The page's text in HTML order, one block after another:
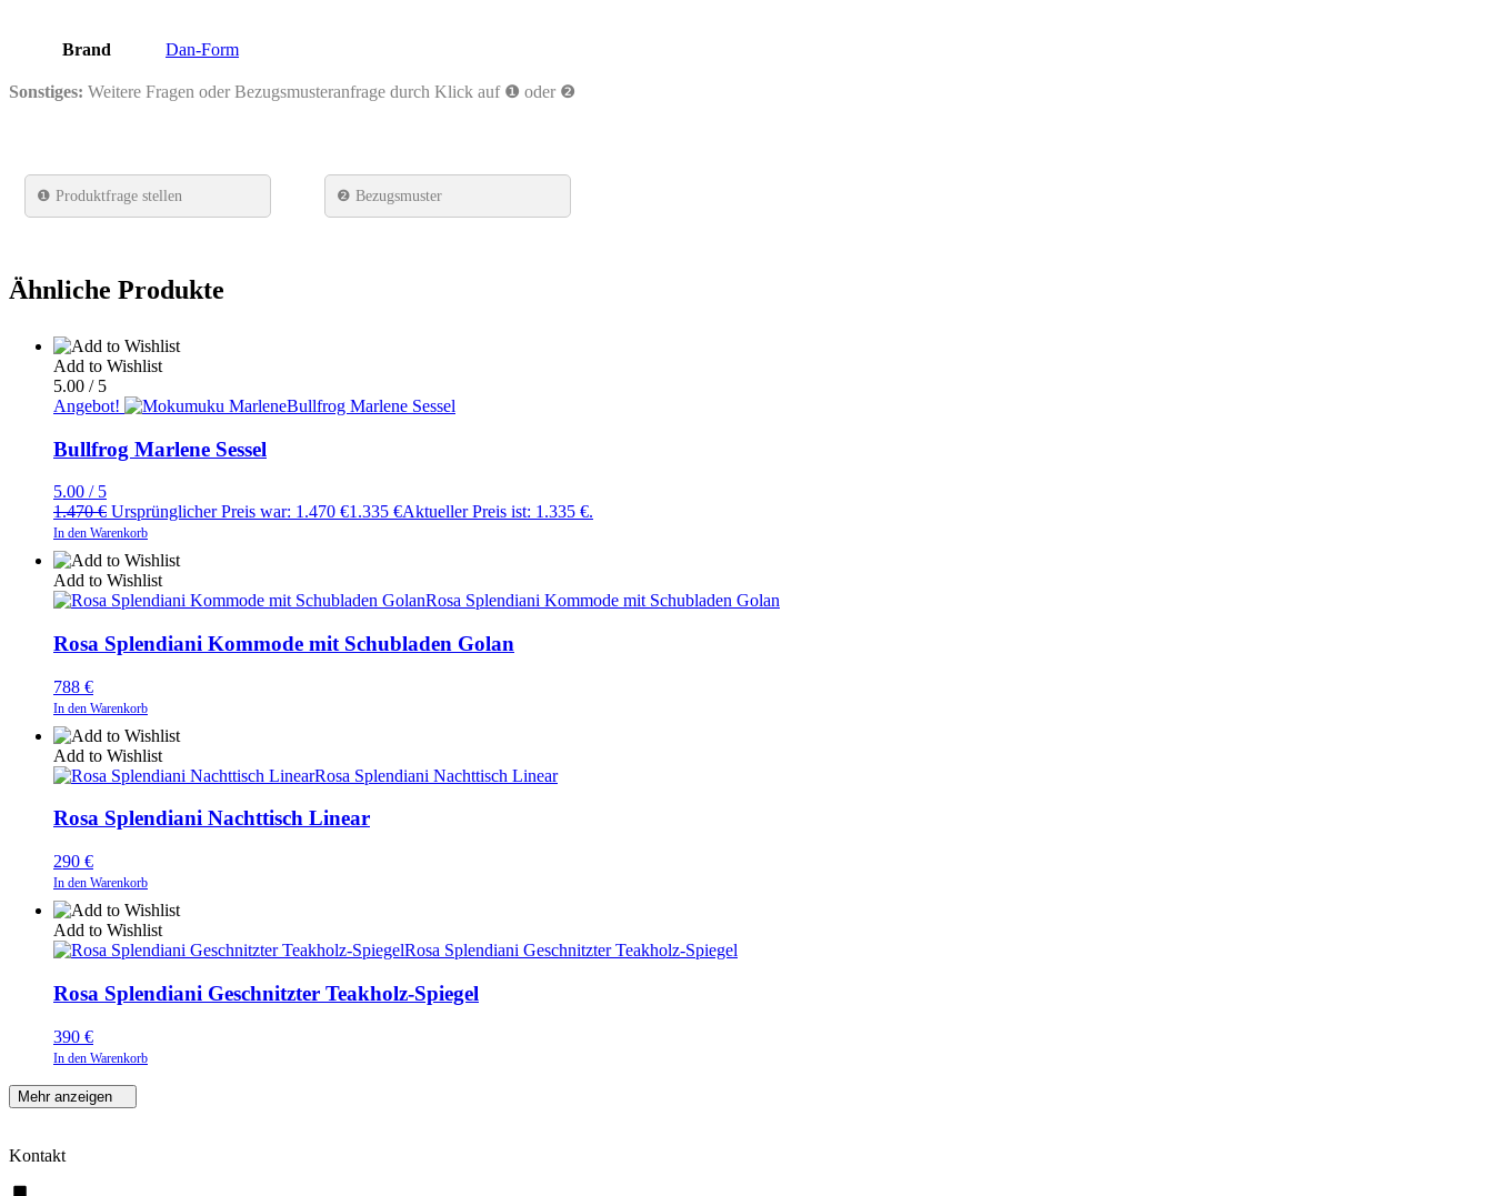
Brand Dan-Form
Sonstiges: Weitere Fragen oder Bezugsmusteranfrage durch Klick auf ❶ oder ❷
❶ Produktfrage stellen ❷ Bezugsmuster
Ähnliche Produkte
Add to Wishlist
5.00 / 5
Angebot!
Bullfrog Marlene Sessel
Bullfrog Marlene Sessel
5.00 / 5
1.470€ Ursprünglicher Preis war: 1.470 €1.335 €Aktueller Preis ist: 1.335 €.
In den Warenkorb
Add to Wishlist
Rosa Splendiani Kommode mit Schubladen Golan
Rosa Splendiani Kommode mit Schubladen Golan
788 €
In den Warenkorb
Add to Wishlist
Rosa Splendiani Nachttisch Linear
Rosa Splendiani Nachttisch Linear
290 €
In den Warenkorb
Add to Wishlist
Rosa Splendiani Geschnitzter Teakholz-Spiegel
Rosa Splendiani Geschnitzter Teakholz-Spiegel
390 €
In den Warenkorb
Mehr anzeigen
Kontakt